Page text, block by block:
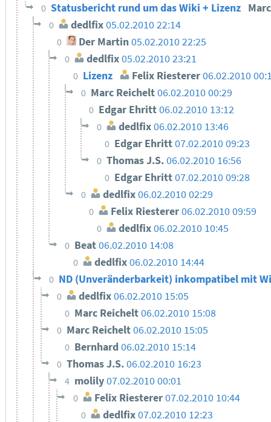
0 Statusbericht rund um das Wiki + Lizenz
0 dedlfix05.02.2010 22:14
0 Der Martin05.02.2010 22:25
0 dedlfix05.02.2010 23:21
0 Lizenz Felix Riesterer06.02.2010
0 Marc Reichelt06.02.2010 00:29
0 Edgar Ehritt06.02.2010 13:12
0 dedlfix06.02.2010 13:46
0 Edgar Ehritt07.02.2010 09:23
0 Thomas J.S.06.02.2010 16:56
0 Edgar Ehritt07.02.2010 09:28
0 dedlfix 06.02.2010 02:29
0 Felix Riesterer06.02.2010 09:59
0 dedlfix06.02.2010 10:45
0 Beat06.02.2010 14:08
0 dedlfix06.02.2010 14:44
0 ND (Unveränderbarkeit) inkompatibel mit
0 dedlfix06.02.2010 15:05
0 Marc Reichelt06.02.2010 15:08
0 Marc Reichelt06.02.2010 15:05
0 Bernhard06.02.2010 15:14
0 Thomas J.S.06.02.2010 16:23
4 molily07.02.2010 00:01
0 Felix Riesterer07.02.2010 10:44
0 dedlfix 07.02.2010 12:23